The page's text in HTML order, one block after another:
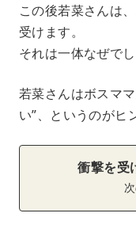
この後若菜さんは
受けます。
それは一体なぜで
若菜さんはボスマ
い”、というのがヒ
衝撃を受